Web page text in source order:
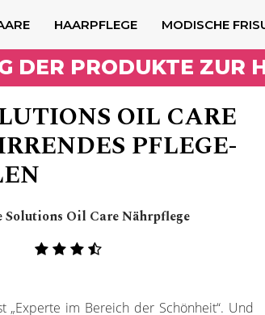
HAARPFLEGE MODISCHE
DER PRODUKTE ZUR
OIL CARE
PFLEGE-
Oil Care Nährpflege
im Bereich der Schönheit“. Und